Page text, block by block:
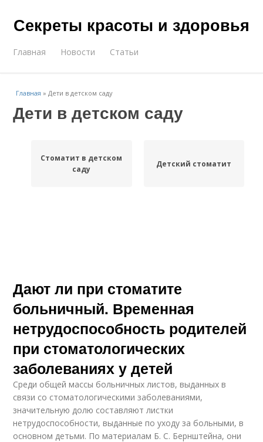
Секреты красоты и здоровья
Главная Новости Статьи
Главная »Дети в детском саду
Дети в детском саду
Стоматит в детском
саду
Детский стоматит
Дают ли при стоматите
больничный. Временная
нетрудоспособность родителей
при стоматологических
заболеваниях у детей
Среди общей массы больничных листов, выданных в
связи со стоматологическими заболеваниями,
значительную долю составляют листки
нетрудоспособности, выданные по уходу за больными, в
основном детьми. По материалам Б. С. Бернштейна, они